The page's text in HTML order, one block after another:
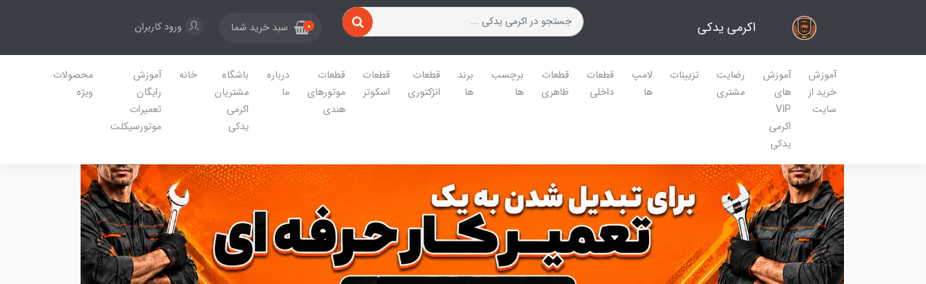
اکرمی یدکی 0 سبد خرید شما ورود کاربران
آموزش
خرید از
سایت
آموزش
های
VIP
اکرمی
یدکی
رضایت
مشتری
تزیینات
لامپ
ها
قطعات
داخلی
قطعات
ظاهری
برچسب
ها
برند
ها
قطعات
انژکتوری
قطعات
اسکوتر
قطعات
موتورهای
هندی
درباره
ما
باشگاه
مشتریان
اکرمی
یدکی
خانه
آموزش
رایگان
تعمیرات
موتورسیکلت
محصولات
ویژه